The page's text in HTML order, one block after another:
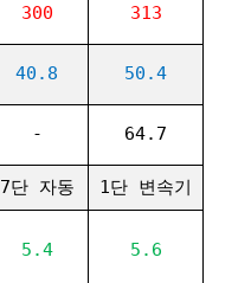
300 313
40.8 50.4
- 64.7
7단 자동
1단 변속기
5.4 5.6